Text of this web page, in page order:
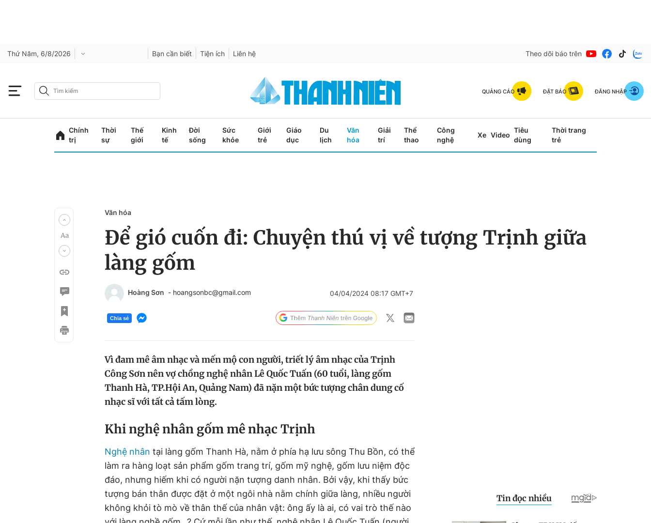
Thứ Năm, 6/8/2026 Bạn cần biết Tiện ích Liên hệ Theo dõi báo trên
QUẢNG CÁO ĐẶT BÁO ĐĂNG NHẬP
Chính
trị
Thời
sự
Thế
giới
Kinh
tế
Đời
sống
Sức
khỏe
Giới
trẻ
Giáo
dục
Du
lịch
Văn
hóa
Giải
trí
Thể
thao
Công
nghệ
Xe Video
Tiêu
dùng
Thời trang
trẻ
Văn hóa
Để gió cuốn đi: Chuyện thú vị về tượng Trịnh giữa
làng gốm
Hoàng Sơn - hoangsonbc@gmail.com 04/04/2024 08:17 GMT+7
Chia sẻ
Vì đam mê âm nhạc và mến mộ con người, triết lý âm nhạc của Trịnh
Công Sơn nên vợ chồng nghệ nhân Lê Quốc Tuấn (60 tuổi, làng gốm
Thanh Hà, TP.Hội An, Quảng Nam) đã nặn một bức tượng chân dung cố
nhạc sĩ với tất cả tấm lòng.
Khi nghệ nhân gốm mê nhạc Trịnh
Nghệ nhân tại làng gốm Thanh Hà, nằm ở phía hạ lưu sông Thu Bồn, có thể
làm ra hàng loạt sản phẩm gốm trang trí, gốm mỹ nghệ, gốm lưu niệm độc
đáo, nhưng hiếm khi có người nặn tượng danh nhân. Bởi vậy, khi thấy bức
tượng bán thân được đặt ở một ngôi nhà nằm chính giữa làng, nhiều người
không khỏi tò mò về thân thế của nhân vật: ông ấy là ai, có vai trò thế nào